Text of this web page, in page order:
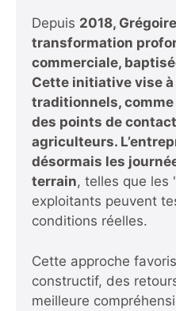
Depuis 2018,
transformation
commerciale,
Cette initiative vise
traditionnels, comme
des points de
agriculteurs.
désormais les
terrain, telles que les
exploitants peuvent
conditions réelles.
Cette approche
constructif, des
meilleure